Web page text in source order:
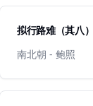
拟行路难（其八）
南北朝 - 鲍照